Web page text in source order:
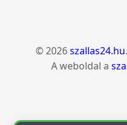
© 2026szallas24.hu
A weboldal a